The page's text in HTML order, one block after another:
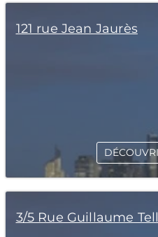
121 rue Jean Jaurès
3/5 Rue Guillaume Tell